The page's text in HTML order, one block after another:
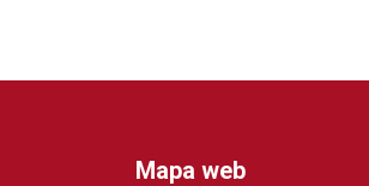
Mapa web